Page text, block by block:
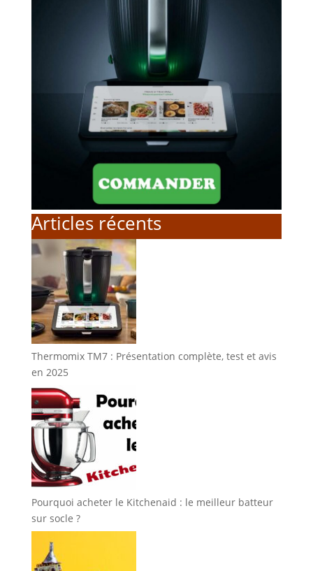
Articles récents
Thermomix TM7 : Présentation complète, test et avis
en 2025
Pourquoi acheter le Kitchenaid : le meilleur batteur
sur socle ?